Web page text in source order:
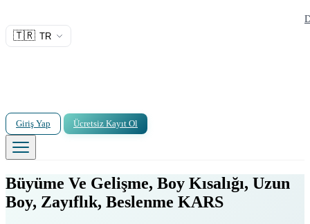
🇹🇷 TR
Giriş Yap Ücretsiz Kayıt Ol
Büyüme Ve Gelişme, Boy Kısalığı, Uzun
Boy, Zayıflık, Beslenme KARS